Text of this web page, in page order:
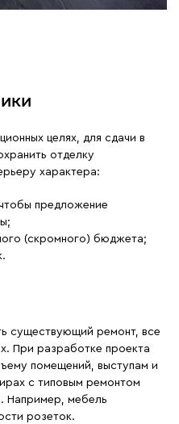
целях, для сдачи в
отделку
характера:
предложение
(скромного) бюджета;
существующий ремонт, все
При разработке проекта
помещений, выступам и
с типовым ремонтом
Например, мебель
розеток.